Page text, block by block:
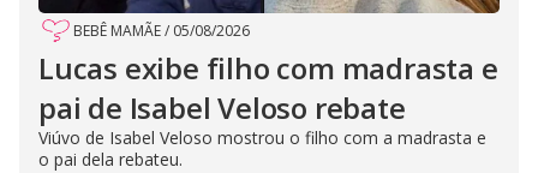
BEBÊ MAMÃE/ 05/08/2026
Lucas exibe filho com madrasta e
pai de Isabel Veloso rebate
Viúvo de Isabel Veloso mostrou o filho com a madrasta e
o pai dela rebateu.